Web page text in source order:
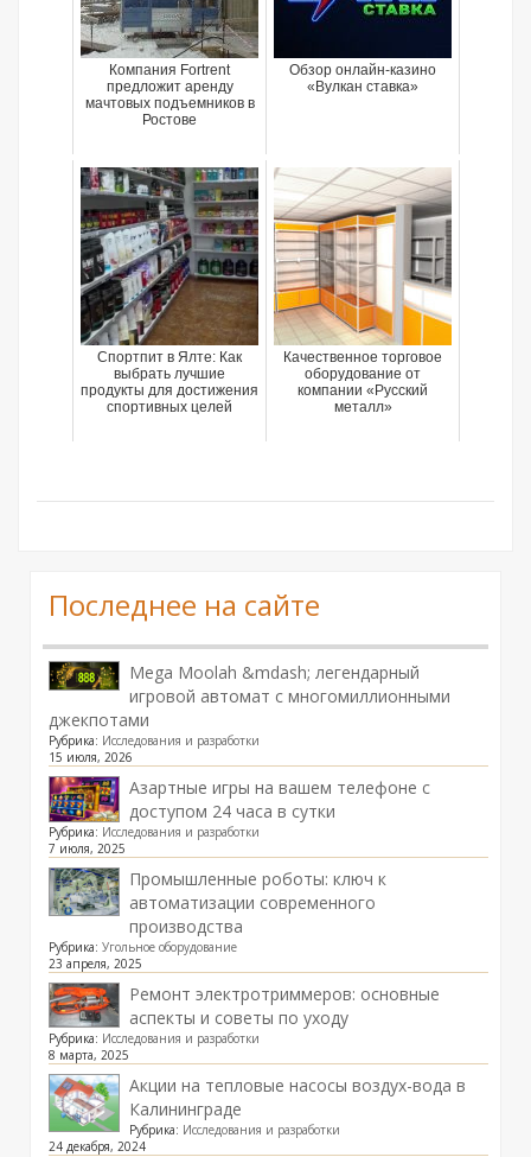
Компания Fortrent
предложит аренду
мачтовых подъемников в
Ростове
Обзор онлайн-казино
«Вулкан ставка»
Спортпит в Ялте: Как
выбрать лучшие
продукты для достижения
спортивных целей
Качественное торговое
оборудование от
компании «Русский
металл»
Последнее на сайте
Mega Moolah &mdash; легендарный
игровой автомат с многомиллионными
джекпотами
Рубрика: Исследования и разработки
15 июля, 2026
Азартные игры на вашем телефоне с
доступом 24 часа в сутки
Рубрика: Исследования и разработки
7 июля, 2025
Промышленные роботы: ключ к
автоматизации современного
производства
Рубрика: Угольное оборудование
23 апреля, 2025
Ремонт электротриммеров: основные
аспекты и советы по уходу
Рубрика: Исследования и разработки
8 марта, 2025
Акции на тепловые насосы воздух-вода в
Калининграде
Рубрика: Исследования и разработки
24 декабря, 2024